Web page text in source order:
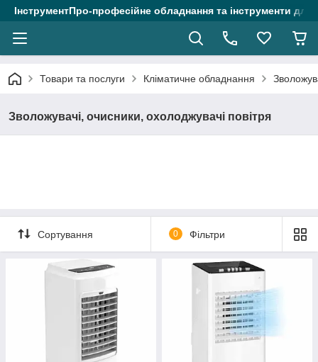
ІнструментПро-професійне обладнання та інструменти для
Товари та послуги Кліматичне обладнання
Зволожувачі, очисники, охолоджувачі повітря
Сортування 0 Фільтри